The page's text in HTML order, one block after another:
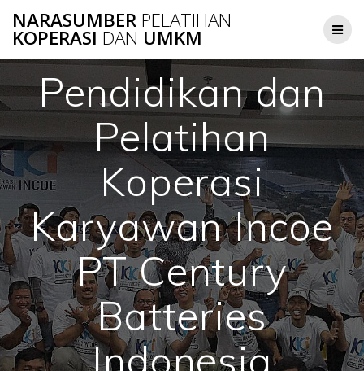
to
content
NARASUMBER PELATIHAN
KOPERASI DAN UMKM
Pendidikan dan
Pelatihan
Koperasi
Karyawan Incoe
PT Century
Batteries
Indonesia